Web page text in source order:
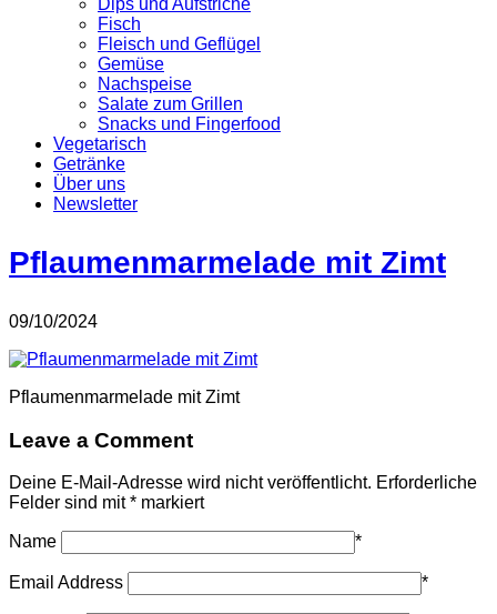
Dips und Aufstriche
Fisch
Fleisch und Geflügel
Gemüse
Nachspeise
Salate zum Grillen
Snacks und Fingerfood
Vegetarisch
Getränke
Über uns
Newsletter
Pflaumenmarmelade mit Zimt
09/10/2024
Pflaumenmarmelade mit Zimt
Leave a Comment
Deine E-Mail-Adresse wird nicht veröffentlicht. Erforderliche
Felder sind mit* markiert
Name *
Email Address *